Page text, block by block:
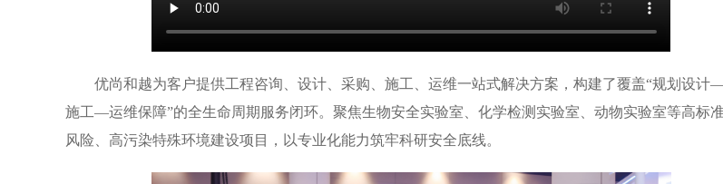
优尚和越为客户提供工程咨询、设计、采购、施工、运维一站式解决方案，构建了覆盖“规划设计
施工—运维保障”的全生命周期服务闭环。聚焦生物安全实验室、化学检测实验室、动物实验室等高标
风险、高污染特殊环境建设项目，以专业化能力筑牢科研安全底线。